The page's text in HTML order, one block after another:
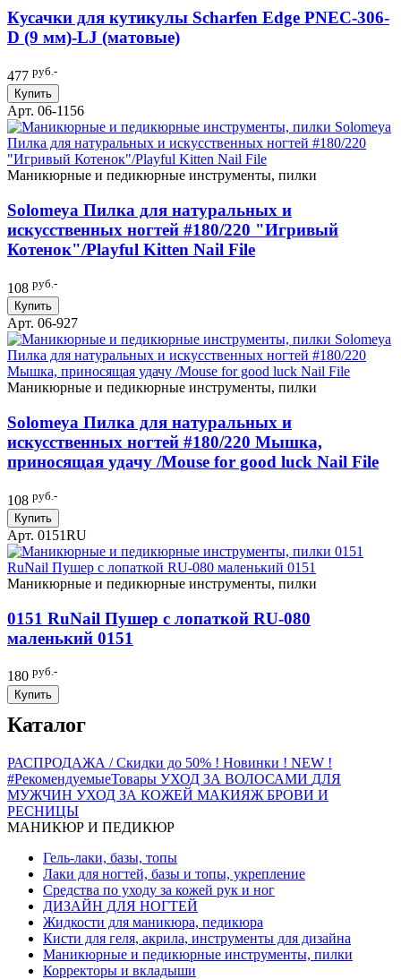
Кусачки для кутикулы Scharfen Edge PNEC-306-
D (9 мм)-LJ (матовые)
477 руб.-
Купить
Арт. 06-1156
Маникюрные и педикюрные инструменты, пилки
Solomeya Пилка для натуральных и
искусственных ногтей #180/220 "Игривый
Котенок"/Playful Kitten Nail File
108 руб.-
Купить
Арт. 06-927
Маникюрные и педикюрные инструменты, пилки
Solomeya Пилка для натуральных и
искусственных ногтей #180/220 Мышка,
приносящая удачу /Mouse for good luck Nail File
108 руб.-
Купить
Арт. 0151RU
Маникюрные и педикюрные инструменты, пилки
0151 RuNail Пушер с лопаткой RU-080
маленький 0151
180 руб.-
Купить
Каталог
РАСПРОДАЖА / Скидки до 50% ! Новинки ! NEW !
#РекомендуемыеТовары УХОД ЗА ВОЛОСАМИ ДЛЯ
МУЖЧИН УХОД ЗА КОЖЕЙ МАКИЯЖ БРОВИ И
РЕСНИЦЫ
МАНИКЮР И ПЕДИКЮР
Гель-лаки, базы, топы
Лаки для ногтей, базы и топы, укрепление
Средства по уходу за кожей рук и ног
ДИЗАЙН ДЛЯ НОГТЕЙ
Жидкости для маникюра, педикюра
Кисти для геля, акрила, инструменты для дизайна
Маникюрные и педикюрные инструменты, пилки
Корректоры и вкладыши